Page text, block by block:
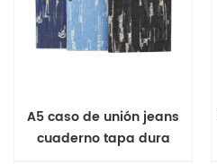
A5 caso de unión jeans
cuaderno tapa dura